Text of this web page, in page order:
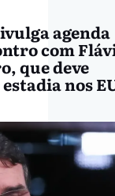
agenda
com
que deve
nos